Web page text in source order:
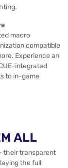
macro
compatible
Experience an
integrated
to in-game
ALL
their transparent
the full